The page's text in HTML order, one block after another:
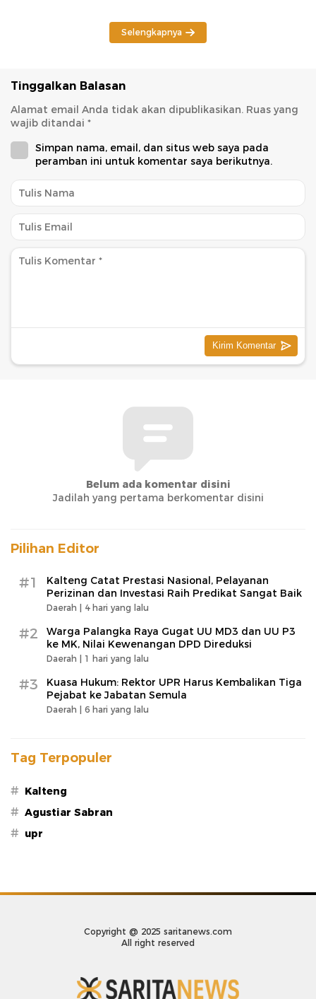
Selengkapnya
Tinggalkan Balasan
Alamat email Anda tidak akan dipublikasikan. Ruas yang
wajib ditandai *
Simpan nama, email, dan situs web saya pada
peramban ini untuk komentar saya berikutnya.
Belum ada komentar disini
Jadilah yang pertama berkomentar disini
Pilihan Editor
#1
Kalteng Catat Prestasi Nasional, Pelayanan
Perizinan dan Investasi Raih Predikat Sangat Baik
Daerah | 4 hari yang lalu
#2
Warga Palangka Raya Gugat UU MD3 dan UU P3
ke MK, Nilai Kewenangan DPD Direduksi
Daerah | 1 hari yang lalu
#3
Kuasa Hukum: Rektor UPR Harus Kembalikan Tiga
Pejabat ke Jabatan Semula
Daerah | 6 hari yang lalu
Tag Terpopuler
# Kalteng
# Agustiar Sabran
# upr
Copyright @ 2025 saritanews.com
All right reserved